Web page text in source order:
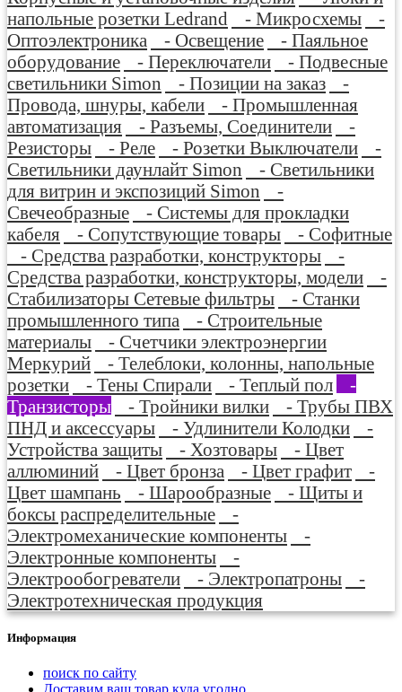
напольные розетки Ledrand
- Микросхемы
-
Оптоэлектроника
- Освещение
- Паяльное
оборудование
- Переключатели
- Подвесные
светильники Simon
- Позиции на заказ
-
Провода, шнуры, кабели
- Промышленная
автоматизация
- Разъемы, Соединители
-
Резисторы
- Реле - Розетки Выключатели
-
Светильники даунлайт Simon
- Светильники
для витрин и экспозиций Simon
-
Свечеобразные
- Системы для прокладки
кабеля
- Сопутствующие товары
- Софитные
- Средства разработки, конструкторы
-
Средства разработки, конструкторы, модели
-
Стабилизаторы Сетевые фильтры
- Станки
промышленного типа
- Строительные
материалы
- Счетчики электроэнергии
Меркурий
- Телеблоки, колонны, напольные
розетки
- Тены Спирали - Теплый пол
-
Транзисторы
- Тройники вилки
- Трубы ПВХ
ПНД и аксессуары
- Удлинители Колодки
-
Устройства защиты
- Хозтовары
- Цвет
аллюминий
- Цвет бронза - Цвет графит
-
Цвет шампань
- Шарообразные
- Щиты и
боксы распределительные
-
Электромеханические компоненты
-
Электронные компоненты
-
Электрообогреватели
- Электропатроны
-
Электротехническая продукция
Информация
поиск по сайту
Доставим ваш товар куда угодно